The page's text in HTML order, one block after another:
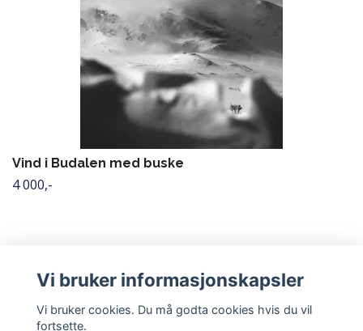
Vind i Budalen med buske
4 000,-
Vi bruker informasjonskapsler
Vi bruker cookies. Du må godta cookies hvis du vil
fortsette.